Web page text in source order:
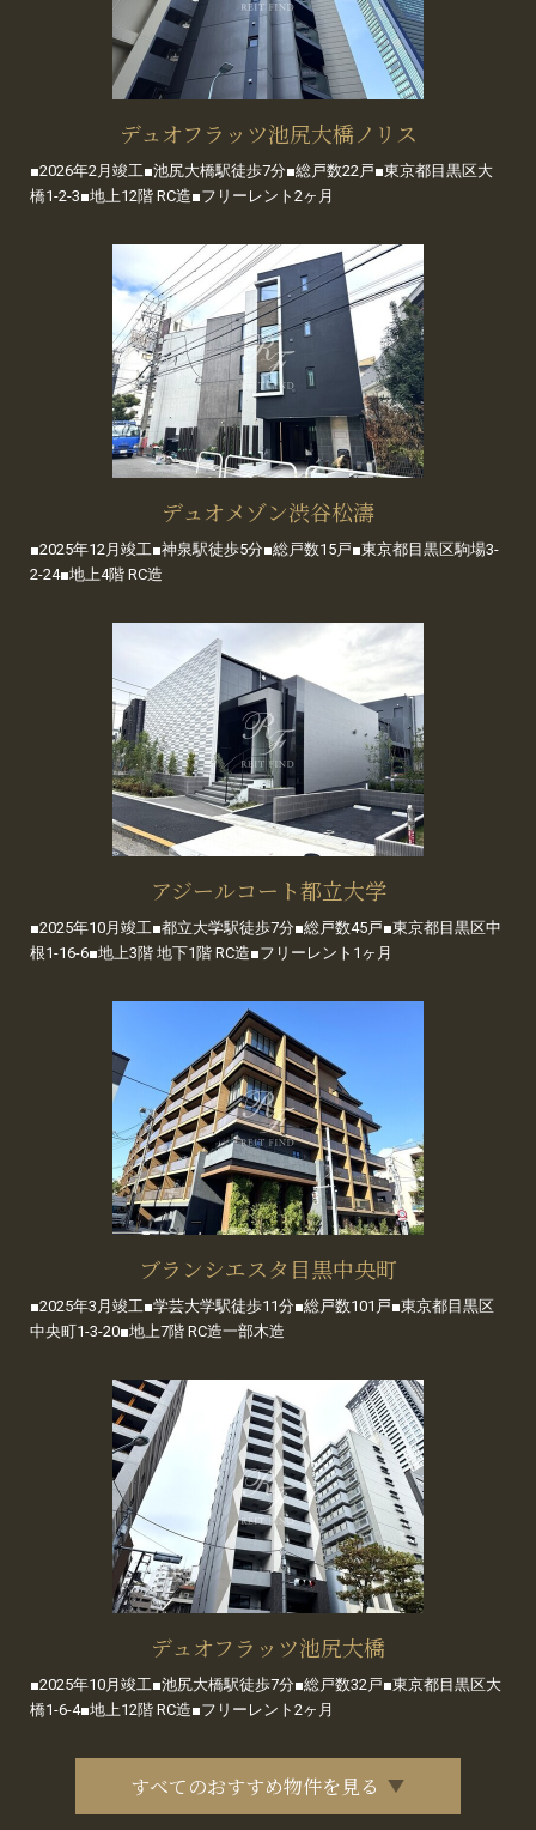
デュオフラッツ池尻大橋ノリス
■2026年2月竣工■池尻大橋駅徒歩7分■総戸数22戸■東京都目黒区大
橋1-2-3■地上12階 RC造■フリーレント2ヶ月
デュオメゾン渋谷松濤
■2025年12月竣工■神泉駅徒歩5分■総戸数15戸■東京都目黒区駒場3-
2-24■地上4階 RC造
アジールコート都立大学
■2025年10月竣工■都立大学駅徒歩7分■総戸数45戸■東京都目黒区中
根1-16-6■地上3階 地下1階 RC造■フリーレント1ヶ月
ブランシエスタ目黒中央町
■2025年3月竣工■学芸大学駅徒歩11分■総戸数101戸■東京都目黒区
中央町1-3-20■地上7階 RC造一部木造
デュオフラッツ池尻大橋
■2025年10月竣工■池尻大橋駅徒歩7分■総戸数32戸■東京都目黒区大
橋1-6-4■地上12階 RC造■フリーレント2ヶ月
すべてのおすすめ物件を見る